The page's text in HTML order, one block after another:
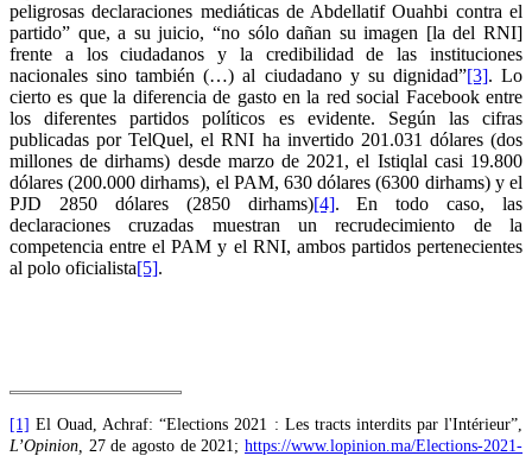
peligrosas declaraciones mediáticas de Abdellatif Ouahbi contra el
partido” que, a su juicio, “no sólo dañan su imagen [la del RNI]
frente a los ciudadanos y la credibilidad de las instituciones
nacionales sino también (…) al ciudadano y su dignidad”[3]. Lo
cierto es que la diferencia de gasto en la red social Facebook entre
los diferentes partidos políticos es evidente. Según las cifras
publicadas por TelQuel, el RNI ha invertido 201.031 dólares (dos
millones de dirhams) desde marzo de 2021, el Istiqlal casi 19.800
dólares (200.000 dirhams), el PAM, 630 dólares (6300 dirhams) y el
PJD 2850 dólares (2850 dirhams)[4]. En todo caso, las
declaraciones cruzadas muestran un recrudecimiento de la
competencia entre el PAM y el RNI, ambos partidos pertenecientes
al polo oficialista[5].
[1] El Ouad, Achraf: “Elections 2021 : Les tracts interdits par l'Intérieur”,
L’Opinion, 27 de agosto de 2021;https://www.lopinion.ma/Elections-2021-